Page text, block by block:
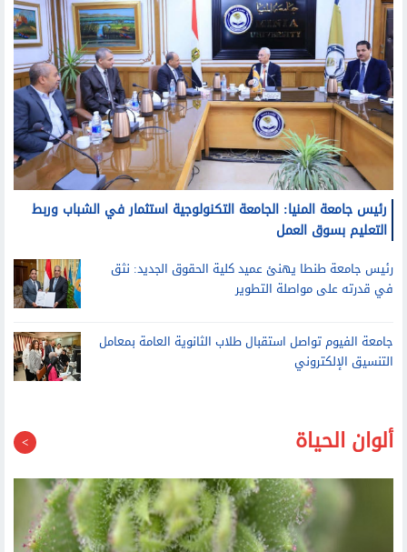
رئيس جامعة المنيا: الجامعة التكنولوجية استثمار في الشباب وربط
التعليم بسوق العمل
في قدرته على مواصلة التطوير
التنسيق الإلكتروني
ألوان الحياة